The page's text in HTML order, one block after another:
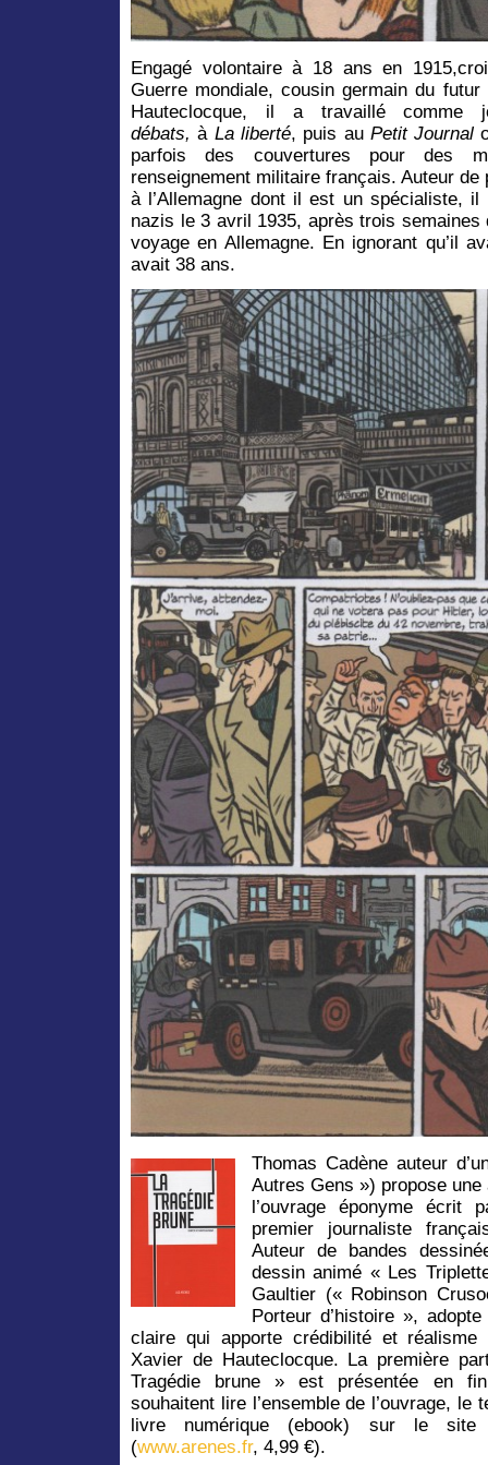
Engagé volontaire à 18 ans en 1915,
Guerre mondiale, cousin germain du
Hauteclocque, il a travaillé comme
débats,à La liberté, puis au Petit Journal
parfois des couvertures pour des
renseignement militaire français. Auteur
à l’Allemagne dont il est un spécialiste,
nazis le 3 avril 1935, après trois semaines
voyage en Allemagne. En ignorant qu’il
avait 38 ans.
Thomas Cadène auteur
Autres Gens ») propose
l’ouvrage éponyme écrit
premier journaliste
Auteur de bandes
dessin animé « Les
Gaultier (« Robinson
Porteur d’histoire »,
claire qui apporte crédibilité et réalisme
Xavier de Hauteclocque. La première
Tragédie brune » est présentée en
souhaitent lire l’ensemble de l’ouvrage, le
livre numérique (ebook) sur le
(www.arenes.fr, 4,99 €).